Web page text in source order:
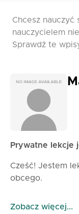
Chcesz nauczyć
nauczycielem
Sprawdź te
Prywatne lekcje
Cześć! Jestem
obcego.
Na co dzień
Zobacz więcej...